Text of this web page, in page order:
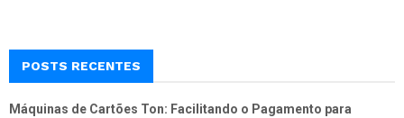
POSTS RECENTES
Máquinas de Cartões Ton: Facilitando o Pagamento para